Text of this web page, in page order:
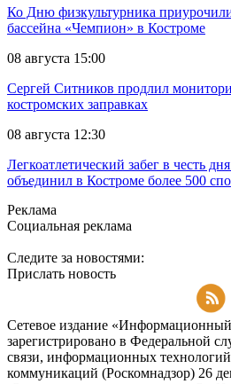
Ко Дню физкультурника
бассейна «Чемпион» в Костроме
08 августа 15:00
Сергей Ситников продлил
костромских заправках
08 августа 12:30
Легкоатлетический забег в честь
объединил в Костроме более 500
Реклама
Социальная реклама
Следите за новостями:
Прислать новость
Сетевое издание
зарегистрировано в Федеральной
связи, информационных
коммуникаций (Роскомнадзор) 26